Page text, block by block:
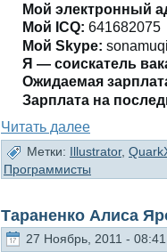
Мοй электронный
Мοй ICQ: 641682075
Мοй Skype:
Я — сοискатель
Ожидаемая
Зарплата на
Читать далее
Метки: Illustrator,
Программисты
Тараненко Алиса
27 Ноябрь, 2011 - 08:41